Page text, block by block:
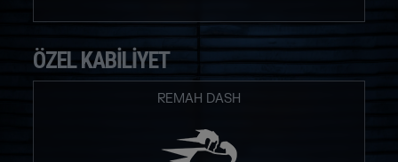
ÖZEL KABILIYET
REMAH DASH